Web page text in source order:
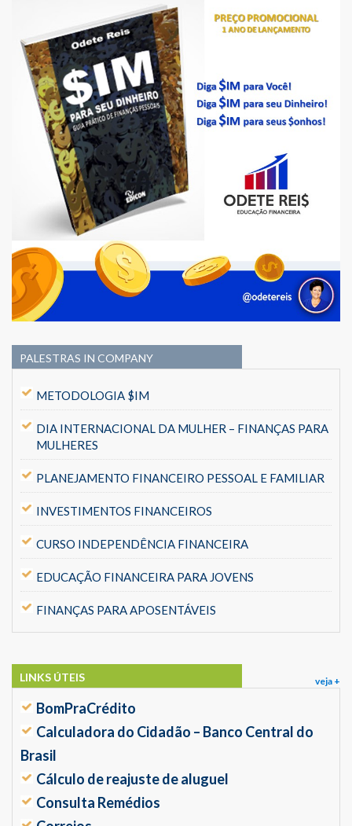
PALESTRAS IN COMPANY
METODOLOGIA $IM
DIA INTERNACIONAL DA MULHER – FINANÇAS PARA
MULHERES
PLANEJAMENTO FINANCEIRO PESSOAL E FAMILIAR
INVESTIMENTOS FINANCEIROS
CURSO INDEPENDÊNCIA FINANCEIRA
EDUCAÇÃO FINANCEIRA PARA JOVENS
FINANÇAS PARA APOSENTÁVEIS
veja +
LINKS ÚTEIS
BomPraCrédito
Calculadora do Cidadão – Banco Central do
Brasil
Cálculo de reajuste de aluguel
Consulta Remédios